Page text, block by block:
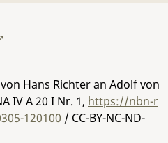
Hans Richter an Adolf von
IV A 20 I Nr. 1, https://nbn-r
120100 / CC-BY-NC-ND-